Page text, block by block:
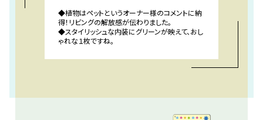
◆植物はペットというオーナー様のコメントに納
得！リビングの解放感が伝わりました。
◆スタイリッシュな内装にグリーンが映えて、おし
ゃれな１枚ですね。